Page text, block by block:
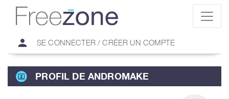
person SE CONNECTER / CRÉER UN COMPTE
PROFIL DE ANDROMAKE